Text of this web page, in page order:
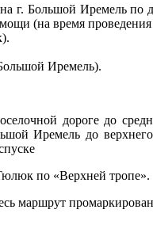
г. Большой Иремель
(на время
Иремель).
дороге до
Иремель до
по «Верхней тропе».
маршрут